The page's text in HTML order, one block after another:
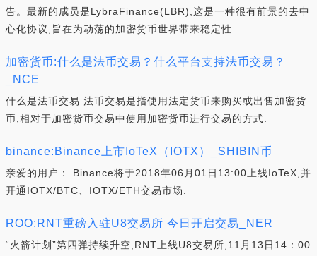
告。最新的成员是LybraFinance(LBR),这是一种很有前景的去中
心化协议,旨在为动荡的加密货币世界带来稳定性.
加密货币:什么是法币交易？什么平台支持法币交易？
_NCE
什么是法币交易 法币交易是指使用法定货币来购买或出售加密货
币,相对于加密货币交易中使用加密货币进行交易的方式.
binance:Binance上市IoTeX（IOTX）_SHIBIN币
亲爱的用户： Binance将于2018年06月01日13:00上线IoTeX,并
开通IOTX/BTC、IOTX/ETH交易市场.
ROO:RNT重磅入驻U8交易所 今日开启交易_NER
“火箭计划”第四弹持续升空,RNT上线U8交易所,11月13日14：00